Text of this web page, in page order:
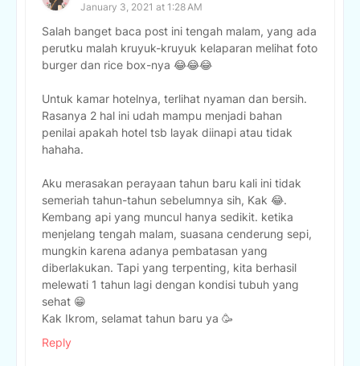
January 3, 2021 at 1:28 AM
Salah banget baca post ini tengah malam, yang ada
perutku malah kruyuk-kruyuk kelaparan melihat foto
burger dan rice box-nya 😂😂😂
Untuk kamar hotelnya, terlihat nyaman dan bersih.
Rasanya 2 hal ini udah mampu menjadi bahan
penilai apakah hotel tsb layak diinapi atau tidak
hahaha.
Aku merasakan perayaan tahun baru kali ini tidak
semeriah tahun-tahun sebelumnya sih, Kak 😂.
Kembang api yang muncul hanya sedikit. ketika
menjelang tengah malam, suasana cenderung sepi,
mungkin karena adanya pembatasan yang
diberlakukan. Tapi yang terpenting, kita berhasil
melewati 1 tahun lagi dengan kondisi tubuh yang
sehat 😁
Kak Ikrom, selamat tahun baru ya 🥳
Reply